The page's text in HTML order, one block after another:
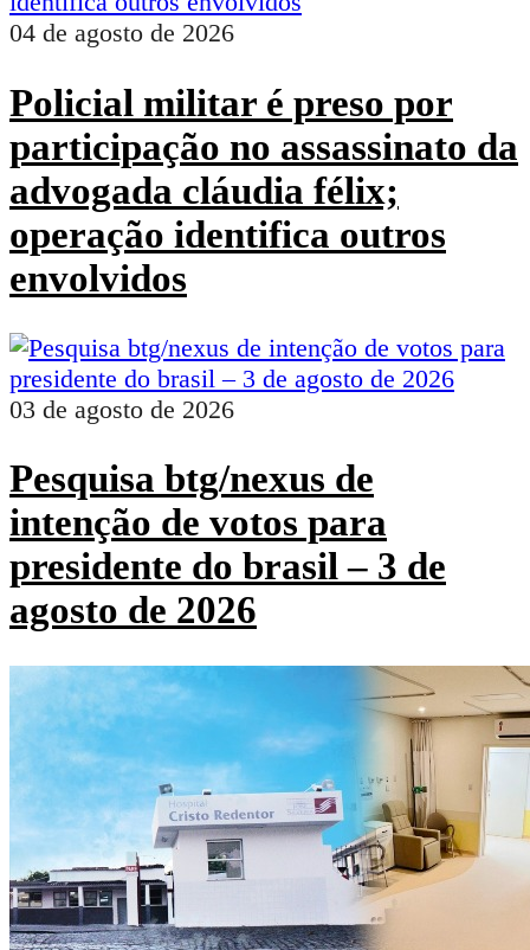
04 de agosto de 2026
Policial militar é preso por
participação no assassinato da
advogada cláudia félix;
operação identifica outros
envolvidos
03 de agosto de 2026
Pesquisa btg/nexus de
intenção de votos para
presidente do brasil – 3 de
agosto de 2026